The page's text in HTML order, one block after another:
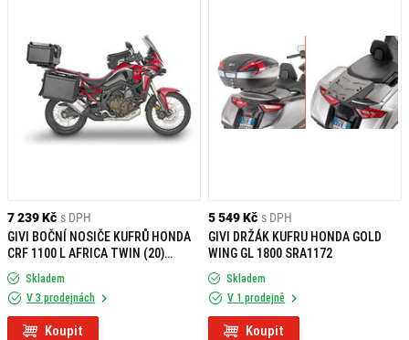
7 239 Kč s DPH
GIVI BOČNÍ NOSIČE KUFRŮ HONDA
CRF 1100 L AFRICA TWIN (20)
PLO1179CAM
Skladem
V 3 prodejnách
Koupit
5 549 Kč s DPH
GIVI DRŽÁK KUFRU HONDA GOLD
WING GL 1800 SRA1172
Skladem
V 1 prodejně
Koupit